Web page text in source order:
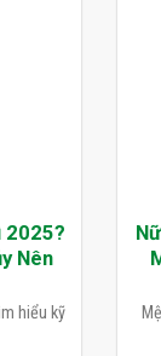
2025?
Nên
hiểu kỹ